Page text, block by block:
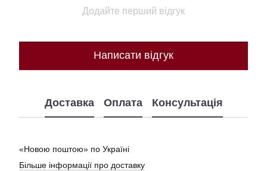
Додайте перший відгук
Написати відгук
Доставка Оплата Консультація
«Новою поштою» по Україні
Більше інформації про доставку